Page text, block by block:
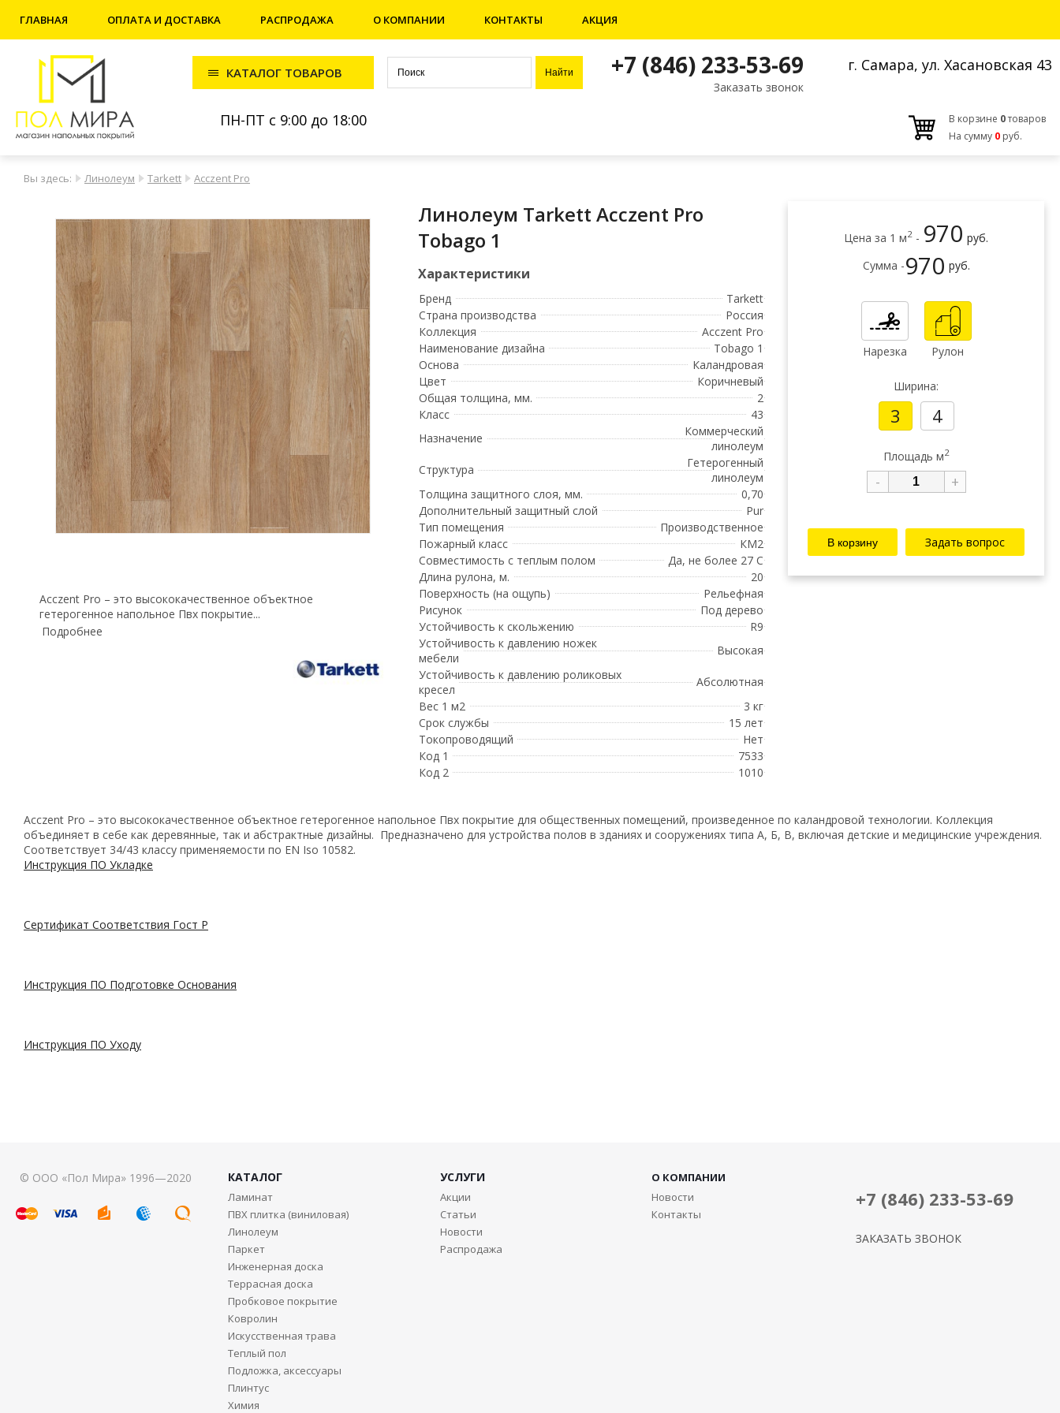
ГЛАВНАЯ ОПЛАТА И ДОСТАВКА РАСПРОДАЖА О КОМПАНИИ КОНТАКТЫ АКЦИЯ
КАТАЛОГ ТОВАРОВ +7 (846) 233-53-69
Заказать звонок
г. Самара, ул. Хасановская 43
ПН-ПТ с 9:00 до 18:00 В корзине 0товаров
На сумму 0 руб.
Вы здесь: Линолеум Tarkett Acczent Pro
Acczent Pro – это высококачественное объектное
гетерогенное напольное Пвх покрытие...
Подробнее
Линолеум Tarkett Acczent Pro
Tobago 1
Бренд
Tarkett
Страна производства
Россия
Коллекция
Acczent Pro
Наименование дизайна
Tobago 1
Основа
Каландровая
Цвет
Коричневый
Общая толщина, мм.
2
Класс
43
Назначение
Коммерческий
линолеум
Структура
Гетерогенный
линолеум
Толщина защитного слоя, мм.
0,70
Дополнительный защитный слой
Pur
Тип помещения
Производственное
Пожарный класс
КМ2
Совместимость с теплым полом
Да, не более 27 С
Длина рулона, м.
20
Поверхность (на ощупь)
Рельефная
Рисунок
Под дерево
Устойчивость к скольжению
R9
Устойчивость к давлению ножек
мебели
Высокая
Устойчивость к давлению роликовых
кресел
Абсолютная
Вес 1 м2
3 кг
Срок службы
15 лет
Токопроводящий
Нет
Код 1
7533
Код 2
1010
Цена за 1 м2 - 970 руб.
Сумма -970 руб.
Нарезка Рулон
Ширина:
3 4
Площадь м2
- +
Задать вопрос
Acczent Pro – это высококачественное объектное гетерогенное напольное Пвх покрытие для общественных помещений, произведенное по каландровой технологии. Коллекция
объединяет в себе как деревянные, так и абстрактные дизайны. Предназначено для устройства полов в зданиях и сооружениях типа А, Б, В, включая детские и медицинские учреждения.
Соответствует 34/43 классу применяемости по EN Iso 10582.
Инструкция ПО Укладке
Сертификат Соответствия Гост Р
Инструкция ПО Подготовке Основания
Инструкция ПО Уходу
© ООО «Пол Мира» 1996—2020 КАТАЛОГ
Ламинат
ПВХ плитка (виниловая)
Линолеум
Паркет
Инженерная доска
Террасная доска
Пробковое покрытие
Ковролин
Искусственная трава
Теплый пол
Подложка, аксессуары
Плинтус
Химия
УСЛУГИ
Акции
Статьи
Новости
Распродажа
О КОМПАНИИ
Новости
Контакты
+7 (846) 233-53-69
ЗАКАЗАТЬ ЗВОНОК